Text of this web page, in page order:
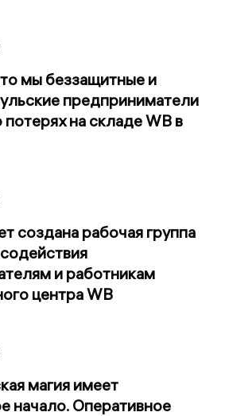
мы беззащитные и
предприниматели
потерях на складе WB в
создана рабочая группа
и работникам
центра WB
магия имеет
начало. Оперативное